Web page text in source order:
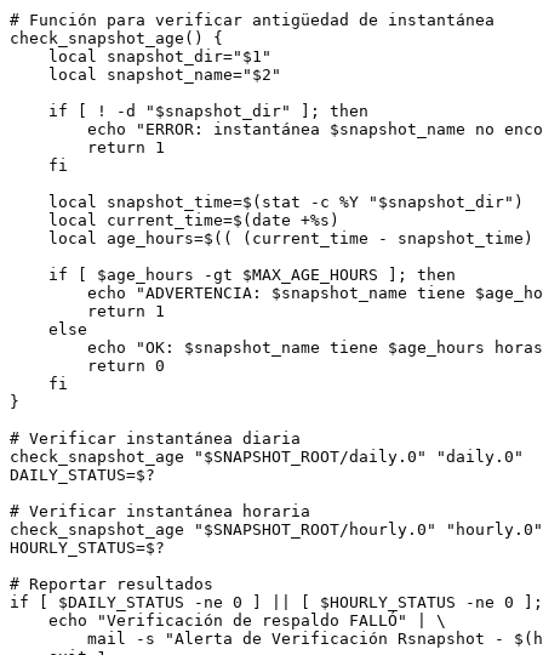
# Función para verificar antigüedad de instantánea
check_snapshot_age() {
    local snapshot_dir="$1"
    local snapshot_name="$2"
    if [ ! -d "$snapshot_dir" ]; then
echo "ERROR: instantánea $snapshot_name no
        return 1
    fi
    local snapshot_time=$(stat -c %Y "$snapshot_dir")
    local current_time=$(date +%s)
local age_hours=$(( (current_time - snapshot_time)
    if [ $age_hours -gt $MAX_AGE_HOURS ]; then
echo "ADVERTENCIA: $snapshot_name tiene
        return 1
    else
echo "OK: $snapshot_name tiene $age_hours
        return 0
    fi
}
# Verificar instantánea diaria
check_snapshot_age "$SNAPSHOT_ROOT/daily.0" "daily.0"
DAILY_STATUS=$?
# Verificar instantánea horaria
check_snapshot_age "$SNAPSHOT_ROOT/hourly.0" "hourly.0"
HOURLY_STATUS=$?
# Reportar resultados
if [ $DAILY_STATUS -ne 0 ] || [ $HOURLY_STATUS -ne 0
    echo "Verificación de respaldo FALLÓ" | \
mail -s "Alerta de Verificación Rsnapshot -